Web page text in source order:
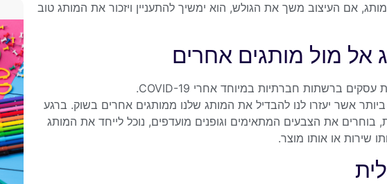
אם העיצוב משך את הגולש, הוא ימשיך להתעניין ויזכור את המותג טוב
אל מול מותגים אחרים
אשר יעזרו לנו להבדיל את המותג שלנו ממותגים אחרים בשוק. ברגע
את הצבעים המתאימים וגופנים מועדפים, נוכל לייחד את המותג
שירות או אותו מוצר.